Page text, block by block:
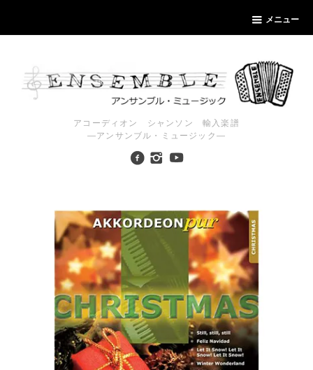
メニュー
アコーディオン シャンソン 輸入楽譜
―アンサンブル・ミュージック―